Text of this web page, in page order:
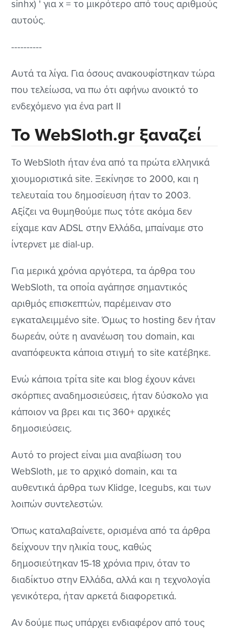
sinhx) ' για x = το μικρότερο από τους αριθμούς
αυτούς.
----------
Αυτά τα λίγα. Για όσους ανακουφίστηκαν τώρα
που τελείωσα, να πω ότι αφήνω ανοικτό το
ενδεχόμενο για ένα part II
Το WebSloth.gr ξαναζεί
Το WebSloth ήταν ένα από τα πρώτα ελληνικά
χιουμοριστικά site. Ξεκίνησε το 2000, και η
τελευταία του δημοσίευση ήταν το 2003.
Αξίζει να θυμηθούμε πως τότε ακόμα δεν
είχαμε καν ADSL στην Ελλάδα, μπαίναμε στο
ίντερνετ με dial-up.
Για μερικά χρόνια αργότερα, τα άρθρα του
WebSloth, τα οποία αγάπησε σημαντικός
αριθμός επισκεπτών, παρέμειναν στο
εγκαταλειμμένο site. Όμως το hosting δεν ήταν
δωρεάν, ούτε η ανανέωση του domain, και
αναπόφευκτα κάποια στιγμή το site κατέβηκε.
Ενώ κάποια τρίτα site και blog έχουν κάνει
σκόρπιες αναδημοσιεύσεις, ήταν δύσκολο για
κάποιον να βρει και τις 360+ αρχικές
δημοσιεύσεις.
Αυτό το project είναι μια αναβίωση του
WebSloth, με το αρχικό domain, και τα
αυθεντικά άρθρα των Klidge, Icegubs, και των
λοιπών συντελεστών.
Όπως καταλαβαίνετε, ορισμένα από τα άρθρα
δείχνουν την ηλικία τους, καθώς
δημοσιεύτηκαν 15-18 χρόνια πριν, όταν το
διαδίκτυο στην Ελλάδα, αλλά και η τεχνολογία
γενικότερα, ήταν αρκετά διαφορετικά.
Αν δούμε πως υπάρχει ενδιαφέρον από τους